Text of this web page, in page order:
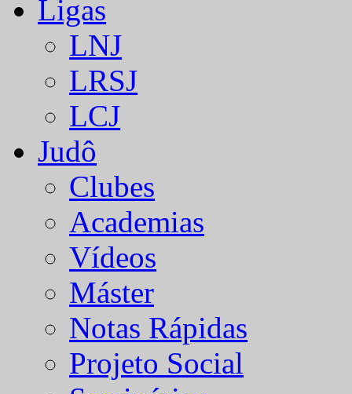
Ligas
LNJ
LRSJ
LCJ
Judô
Clubes
Academias
Vídeos
Máster
Notas Rápidas
Projeto Social